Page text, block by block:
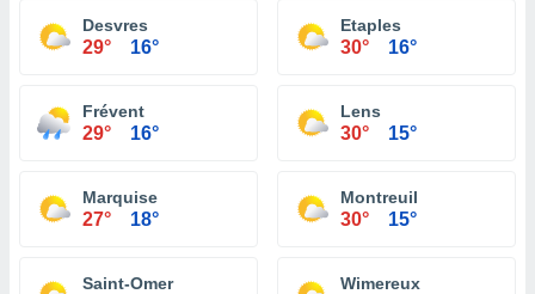
Desvres
29° 16°
Etaples
30° 16°
Frévent
29° 16°
Lens
30° 15°
Marquise
27° 18°
Montreuil
30° 15°
Saint-Omer Wimereux